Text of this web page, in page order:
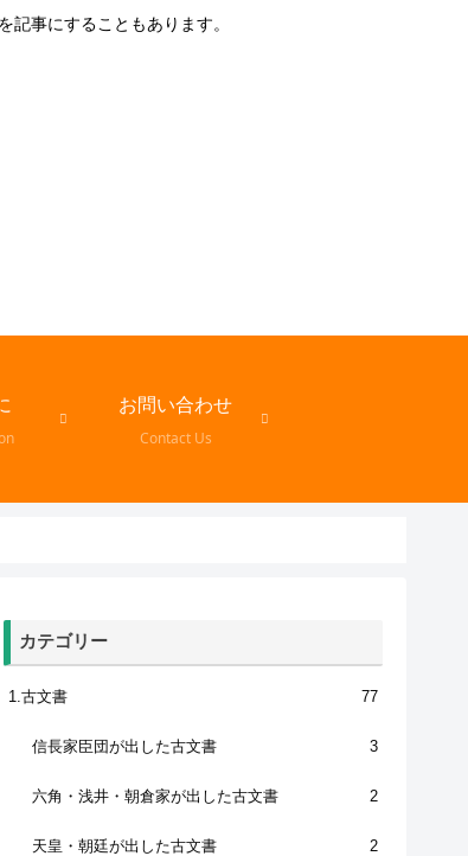
事にすることもあります。
お問い合わせ
Contact Us
カテゴリー
1.古文書 77
信長家臣団が出した古文書 3
六角・浅井・朝倉家が出した古文書 2
天皇・朝廷が出した古文書 2